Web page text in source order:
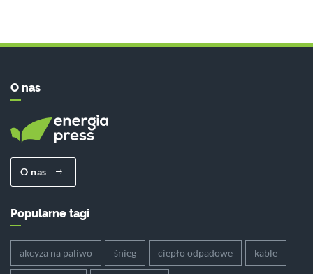
O nas
O nas
Popularne tagi
akcyza na paliwo śnieg ciepło odpadowe kable